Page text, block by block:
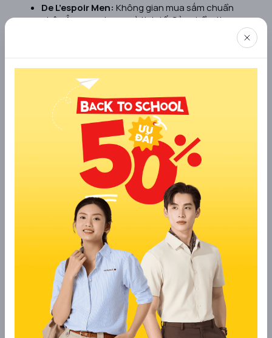
De L’espoir Men: Không gian mua sắm chuẩn
châu Âu, sang trọng và tinh tế. Sản phẩm theo
hướng tối giản pha chút phá cách, mang lại cảm
giác thanh lịch nhưng vẫn khác biệt cho nam giới.
Nicotine Store:Nổi tiếng trong giới trẻ bởi phong
dáng lạ mắt, phù hợp với bạn nam thích sự phóng
khoáng, thời thượng.
Lavenue Store Đà Lạt:Mẫu mã phong phú, giá
thành hợp lý, phù hợp nhiều phong cách như
vintage, freestyle, thanh lịch. Đây là điểm đến lý
tưởng cho những ai muốn tìm trang phục ấm áp
nhưng vẫn đảm bảo tính thẩm mỹ.
Lychee.store Đà Lạt:
Mức giá dễ chịu, hợp với
học sinh – sinh viên. Áo phao unisex đa dạng, trẻ
trung, mang lại sự thoải mái khi phối đồ đi chơi
hoặc dạo phố Đà Lạt ngày lạnh.
Xù Shop:Theo đuổi phong cách năng động, trẻ
trung với mức giá “hạt dẻ”. Thiết kế đơn giản, dễ
mặc, phù hợp cho những bạn nam muốn một
chiếc áo phao gọn nhẹ, tiện dụng mà không tốn
quá nhiều chi phí.